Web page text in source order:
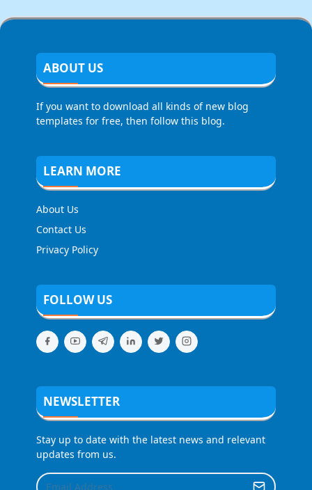
ABOUT US
If you want to download all kinds of new blog
templates for free, then follow this blog.
LEARN MORE
About Us
Contact Us
Privacy Policy
FOLLOW US
NEWSLETTER
Stay up to date with the latest news and relevant
updates from us.